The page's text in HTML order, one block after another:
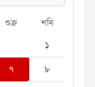
শুক্র শনি
১
৭ ৮